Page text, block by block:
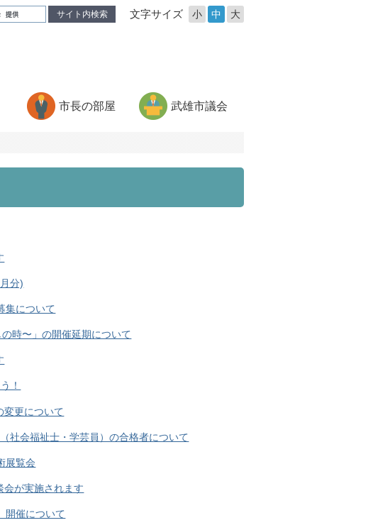
サイト内検索 文字サイズ 小 中 大
市長の部屋 武雄市議会
分)
集について
時〜」の開催延期について
！
変更について
社会福祉士・学芸員）の合格者について
展覧会
会が実施されます
開催について